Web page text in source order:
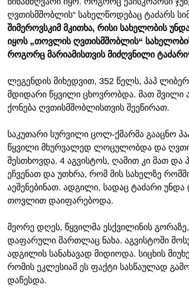
ღვთისმშობლის“ სახელწოდებაც ტაძარს
შიმეროვსკიმ მკითხა, რისი სახელობის
იყოს „თოვლის ღვთისმშობლის“
როგორც მარიამისთვის მიძღვნილი
ლეგენდის მიხედვით, 352 წელს, პაპ
მდიდარი წყვილი ცხოვრობდა. მათ შვილი
ქონება ღვთისმშობლისთვის შეეწირათ.
საკუთარი სურვილი ცოლ-ქმარმა გააცნო
წყვილი მხურვალედ ლოცულობდა და
შესთხოვდა. 4 აგვისტოს, ღამით კი მათ და
ეჩვენათ და უთხრა, რომ მის სახელზე
აეშენებინათ. ადგილი, სადაც ტაძარი
თოვლით დაიფარებოდა.
მეორე დღეს, წყვილმა ესქვილინის
დაფარული მართლაც ნახა. აგვისტოში
ადგილის სანახავად მიდიოდა. სიცხის
რომის ეკლესიამ ეს ფაქტი სასწაულად
დაწესდა.